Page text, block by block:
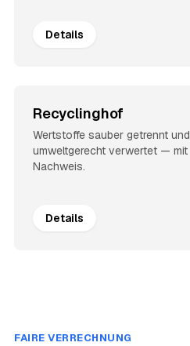
Details
Recyclinghof
Wertstoffe sauber getrennt und
umweltgerecht verwertet — mit
Nachweis.
Details
FAIRE VERRECHNUNG